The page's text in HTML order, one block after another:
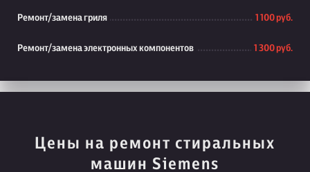
Ремонт/замена гриля 1 100 руб.
Ремонт/замена электронных компонентов 1 300 руб.
Цены на ремонт стиральных
машин Siemens